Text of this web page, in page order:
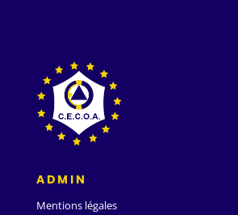
ADMIN
Mentions légales